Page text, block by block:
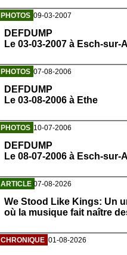
PHOTOS 09-03-2007
DEFDUMP
Le 03-03-2007 à Esch-sur-
PHOTOS 07-08-2006
DEFDUMP
Le 03-08-2006 à Ethe
PHOTOS 10-07-2006
DEFDUMP
Le 08-07-2006 à Esch-sur-
ARTICLE 07-08-2026
We Stood Like Kings: Un
où la musique fait naître
CHRONIQUE 01-08-2026